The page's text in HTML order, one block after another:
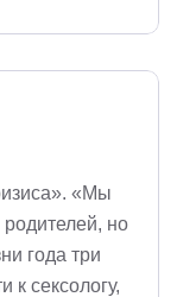
«Мы
но
года три
к сексологу,